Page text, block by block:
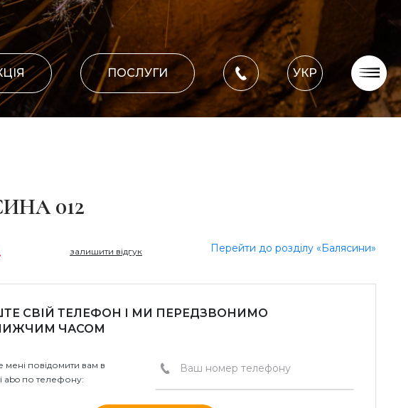
ПОСЛУГИ УКР
Про компанію
012
залишити відгук Перейти до розділу «Балясини»
СВІЙ ТЕЛЕФОН І МИ ПЕРЕДЗВОНИМО
ЧАСОМ
мені повідомити вам в
abo по телефону: